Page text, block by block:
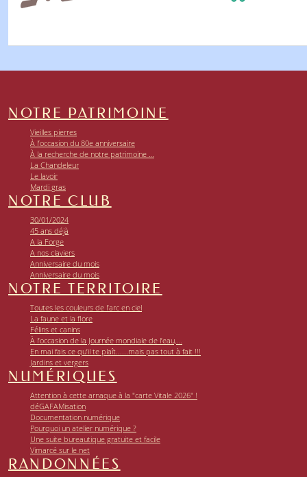
NOTRE PATRIMOINE
Vieilles pierres
À l’occasion du 80e anniversaire
À la recherche de notre patrimoine …
La Chandeleur
Le lavoir
Mardi gras
NOTRE CLUB
30/01/2024
45 ans déjà
A la Forge
A nos claviers
Anniversaire du mois
Anniversaire du mois
NOTRE TERRITOIRE
Toutes les couleurs de l’arc en ciel
La faune et la flore
Félins et canins
À l’occasion de la Journée mondiale de l’eau,...
En mai fais ce qu’il te plaît......mais pas tout à fait !!!
Jardins et vergers
NUMÉRIQUES
Attention à cette arnaque à la "carte Vitale 2026" !
déGAFAMisation
Documentation numérique
Pourquoi un atelier numérique ?
Une suite bureautique gratuite et facile
Vimarcé sur le net
RANDONNÉES